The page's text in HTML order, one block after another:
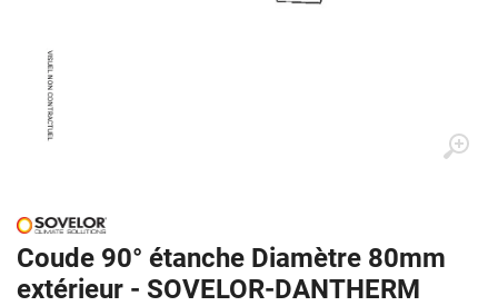
Coude 90° étanche Diamètre 80mm
extérieur - SOVELOR-DANTHERM